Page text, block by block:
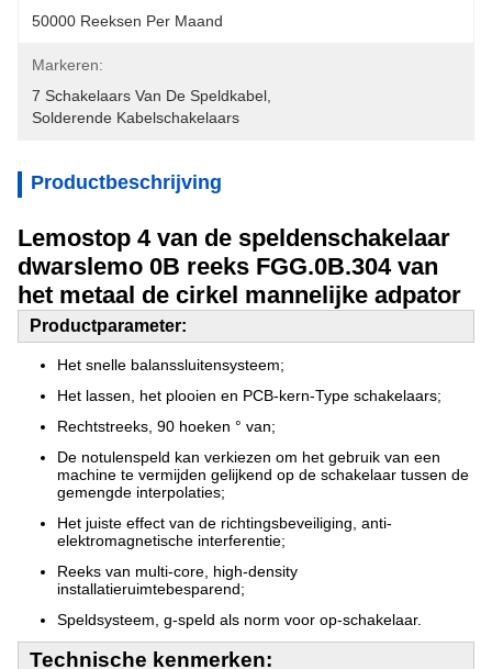
50000 Reeksen Per Maand
Markeren:
7 Schakelaars Van De Speldkabel
Solderende Kabelschakelaars
Productbeschrijving
Lemostop 4 van de speldenschakelaar
dwarslemo 0B reeks FGG.0B.304 van
het metaal de cirkel mannelijke adpator
Productparameter:
Het snelle balanssluitensysteem;
Het lassen, het plooien en PCB-kern-Type schakelaars;
Rechtstreeks, 90 hoeken ° van;
De notulenspeld kan verkiezen om het gebruik van een
machine te vermijden gelijkend op de schakelaar tussen de
gemengde interpolaties;
Het juiste effect van de richtingsbeveiliging, anti-
elektromagnetische interferentie;
Reeks van multi-core, high-density
installatieruimtebesparend;
Speldsysteem, g-speld als norm voor op-schakelaar.
Technische kenmerken: